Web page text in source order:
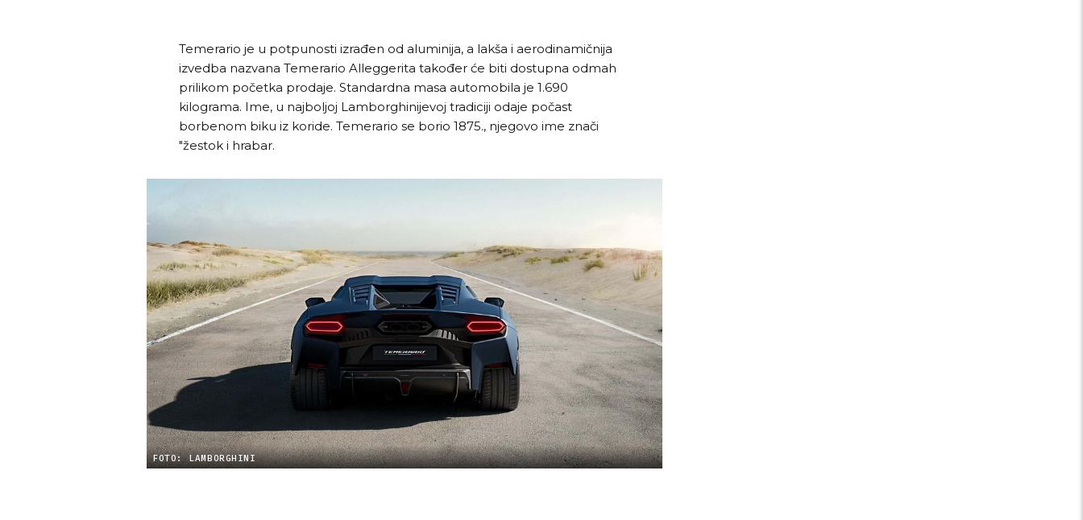
Temerario je u potpunosti izrađen od aluminija, a lakša i aerodinamičnija
izvedba nazvana Temerario Alleggerita također će biti dostupna odmah
prilikom početka prodaje. Standardna masa automobila je 1.690
kilograma. Ime, u najboljoj Lamborghinijevoj tradiciji odaje počast
borbenom biku iz koride. Temerario se borio 1875., njegovo ime znači
"žestok i hrabar.
FOTO: LAMBORGHINI